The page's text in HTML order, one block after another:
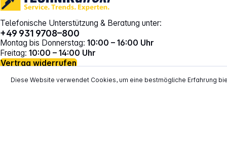
Telefonische Unterstützung & Beratung unter:
+49 931 9708–800
Montag bis Donnerstag: 10:00 – 16:00 Uhr
Freitag: 10:00 – 14:00 Uhr
Vertrag widerrufen
Diese Website verwendet Cookies, um eine bestmögliche Erfahrung